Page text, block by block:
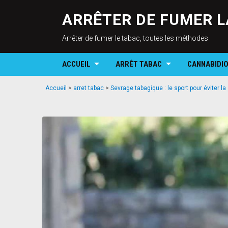
ARRÊTER DE FUMER
Arrêter de fumer le tabac, toutes les méthodes
ACCUEIL ARRÊT TABAC
Accueil > arret tabac > Sevrage tabagique : le sport pour éviter la